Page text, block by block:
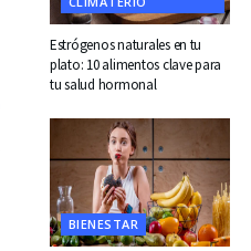
Estrógenos naturales en tu
plato: 10 alimentos clave para
tu salud hormonal
BIENESTAR